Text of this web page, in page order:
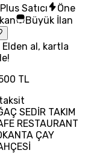
Plus Satıcı
Öne
Büyük İlan
Elden al, kartla
TL
taksit
SEDİR TAKIM
RESTAURANT
ÇAY